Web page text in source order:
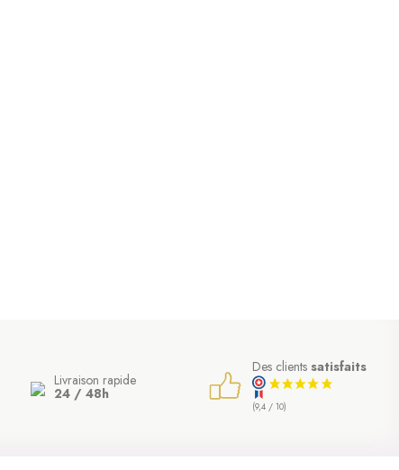
Livraison rapide
24 / 48h
Des clients satisfaits
(9,4 / 10)